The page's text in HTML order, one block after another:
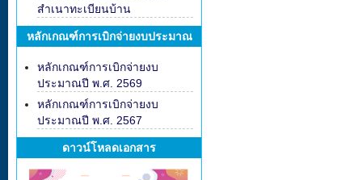
สำเนาทะเบียนบ้าน
หลักเกณฑ์การเบิกจ่ายงบประมาณ
หลักเกณฑ์การเบิกจ่ายงบ
ประมาณปี พ.ศ. 2569
หลักเกณฑ์การเบิกจ่ายงบ
ประมาณปี พ.ศ. 2567
ดาวน์โหลดเอกสาร